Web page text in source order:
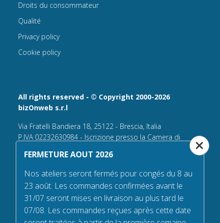
All rights reserved - © Copyright 2000-2026
bizOnweb s.r.l
Via Fratelli Bandiera 18, 25122 - Brescia, Italia
P.IVA 02232630984 - Iscrizione presso la Camera di
n° REA 432569 Capitale sociale versato Euro 25.000,00.
Tel +39.030 6394506
Email:info@flagsonline.fr
PEC bizonweb@mailcertiﬁcatapec.it
Droits du consommateur
Qualité
Privacy policy
Cookie policy
FERMETURE AOUT 2026
Nos ateliers seront fermés pour congés du 8 au
23 août. Les commandes confirmées avant le
31/07 seront mises en livraison au plus tard le
07/08. Les commandes reçues après cette date